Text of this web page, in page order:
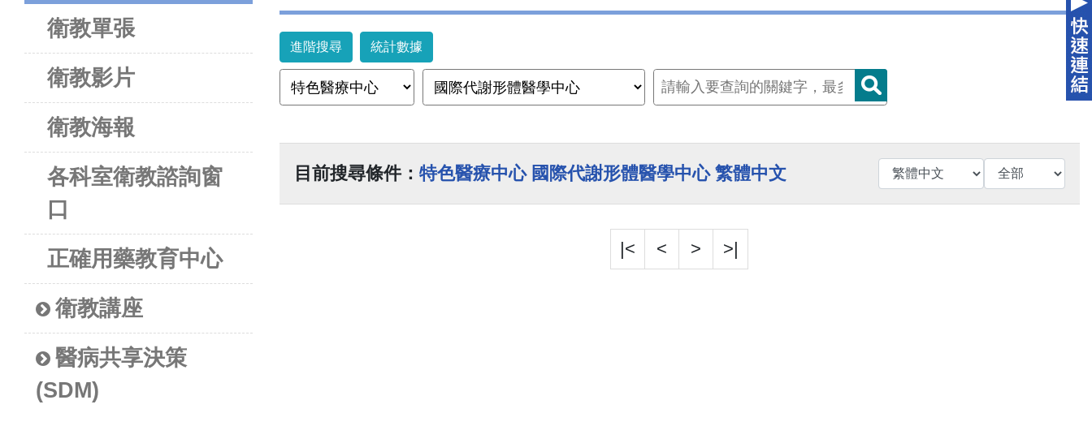
衛教單張
衛教影片
衛教海報
各科室衛教諮詢窗
口
正確用藥教育中心
衛教講座
醫病共享決策
(SDM)
進階搜尋 統計數據
目前搜尋條件： 特色醫療中心 國際代謝形體醫學中心 繁體中文
|< < > >|